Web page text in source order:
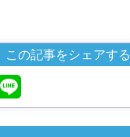
この記事をシェアする